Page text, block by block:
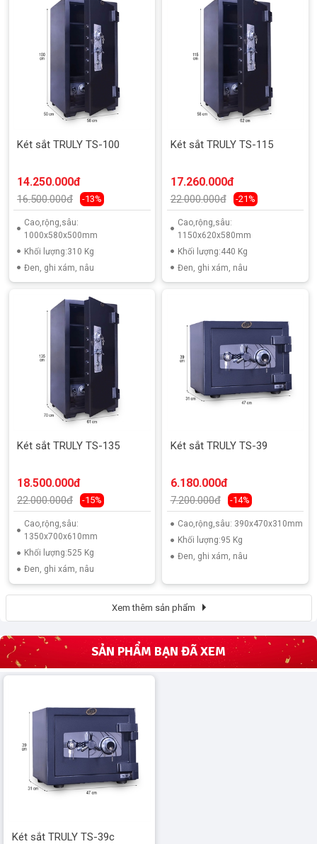
Két sắt TRULY TS-100
14.250.000đ
16.500.000đ -13%
Cao,rộng,sâu:
1000x580x500mm
Khối lượng:310 Kg
Đen, ghi xám, nâu
Két sắt TRULY TS-115
17.260.000đ
22.000.000đ -21%
Cao,rộng,sâu:
1150x620x580mm
Khối lượng:440 Kg
Đen, ghi xám, nâu
Két sắt TRULY TS-135
18.500.000đ
22.000.000đ -15%
Cao,rộng,sâu:
1350x700x610mm
Khối lượng:525 Kg
Đen, ghi xám, nâu
Két sắt TRULY TS-39
6.180.000đ
7.200.000đ -14%
Cao,rộng,sâu: 390x470x310mm
Khối lượng:95 Kg
Đen, ghi xám, nâu
Xem thêm sản phẩm
SẢN PHẨM BẠN ĐÃ XEM
Két sắt TRULY TS-39c